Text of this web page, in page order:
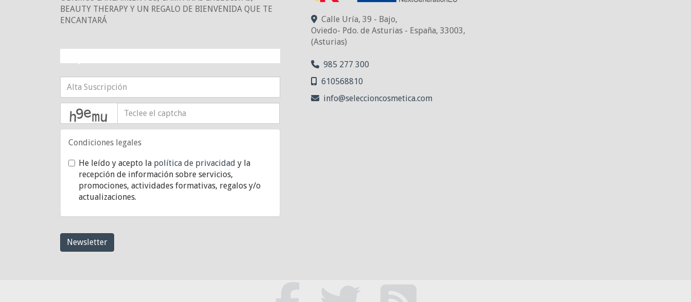
BEAUTY THERAPY Y UN REGALO DE BIENVENIDA QUE TE
ENCANTARÁ
captcha
Condiciones legales
He leído y acepto la política de privacidad y la
recepción de información sobre servicios,
promociones, actividades formativas, regalos y/o
actualizaciones.
Newsletter
Calle Uría, 39 - Bajo,
Oviedo- Pdo. de Asturias - España, 33003,
(Asturias)
985 277 300
610568810
info
seleccioncosmetica.com